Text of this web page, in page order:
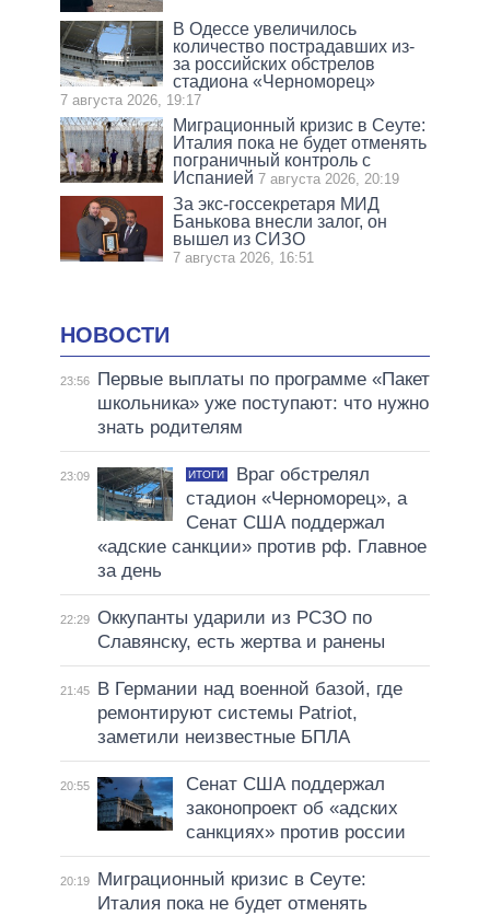
В Одессе увеличилось
количество пострадавших из-
за российских обстрелов
стадиона «Черноморец»
7 августа 2026, 19:17
Миграционный кризис в Сеуте:
Италия пока не будет отменять
пограничный контроль с
Испанией 7 августа 2026, 20:19
За экс-госсекретаря МИД
Банькова внесли залог, он
вышел из СИЗО
7 августа 2026, 16:51
НОВОСТИ
23:56
Первые выплаты по программе «Пакет
школьника» уже поступают: что нужно
знать родителям
23:09 ИТОГИ
Враг обстрелял
стадион «Черноморец», а
Сенат США поддержал
«адские санкции» против рф. Главное
за день
22:29 Оккупанты ударили из РСЗО по
Славянску, есть жертва и ранены
21:45
В Германии над военной базой, где
ремонтируют системы Patriot,
заметили неизвестные БПЛА
20:55
Сенат США поддержал
законопроект об «адских
санкциях» против россии
20:19
Миграционный кризис в Сеуте:
Италия пока не будет отменять